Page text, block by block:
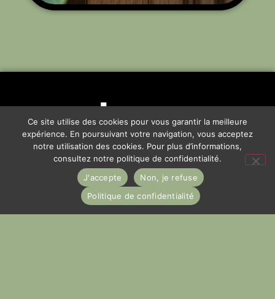
06 62 96 38 12
Ce site utilise des cookies pour vous garantir la meilleure
expérience. En poursuivant votre navigation, vous acceptez
notre utilisation des cookies. Pour plus d’informations,
consultez notre politique de confidentialité.
J'accepte
Non, je refuse
Politique de confidentialité